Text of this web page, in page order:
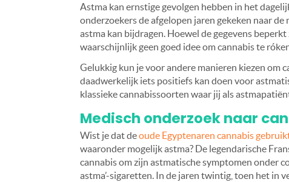
Astma kan ernstige gevolgen hebben in het
onderzoekers de afgelopen jaren gekeken naar
astma kan bijdragen. Hoewel de gegevens
waarschijnlijk geen goed idee om cannabis te
Gelukkig kun je voor andere manieren kiezen om
daadwerkelijk iets positiefs kan doen voor
klassieke cannabissoorten waar jij als
Medisch onderzoek naar
Wist je dat deoude Egyptenaren cannabis
waaronder mogelijk astma? De legendarische
cannabis om zijn astmatische symptomen onder
astma’-sigaretten. In de jaren twintig, toen het in